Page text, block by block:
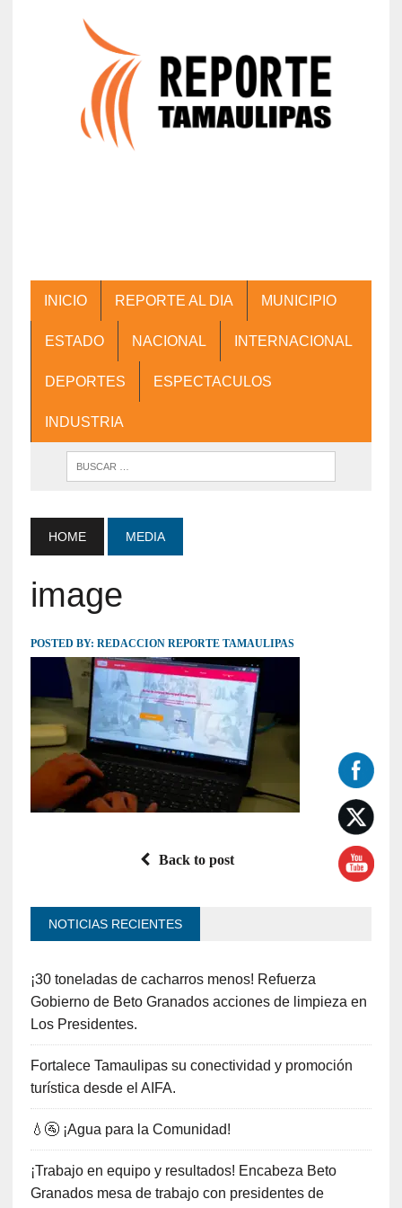
INICIO REPORTE AL DIA MUNICIPIO
ESTADO NACIONAL INTERNACIONAL
DEPORTES ESPECTACULOS
INDUSTRIA
HOME MEDIA
image
POSTED BY: REDACCION REPORTE TAMAULIPAS
Back to post
NOTICIAS RECIENTES
¡30 toneladas de cacharros menos! Refuerza
Gobierno de Beto Granados acciones de limpieza en
Los Presidentes.
Fortalece Tamaulipas su conectividad y promoción
turística desde el AIFA.
💧🚰 ¡Agua para la Comunidad!
¡Trabajo en equipo y resultados! Encabeza Beto
Granados mesa de trabajo con presidentes de